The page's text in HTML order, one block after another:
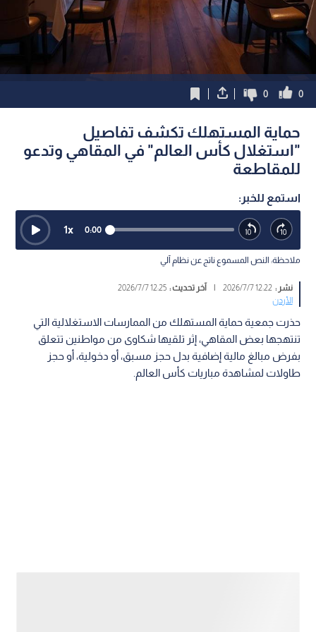
0
0
حماية المستهلك تكشف تفاصيل
"استغلال كأس العالم" في المقاهي وتدعو
للمقاطعة
استمع للخبر:
0:00
1x
ملاحظة: النص المسموع ناتج عن نظام آلي
نشر :12:22 2026/7/7
| آخر تحديث :12:25 2026/7/7
الأردن
حذرت جمعية حماية المستهلك من الممارسات الاستغلالية التي
تنتهجها بعض المقاهي، إثر تلقيها شكاوى من مواطنين تتعلق
بفرض مبالغ مالية إضافية بدل حجز مسبق، أو دخولية، أو حجز
طاولات لمشاهدة مباريات كأس العالم.